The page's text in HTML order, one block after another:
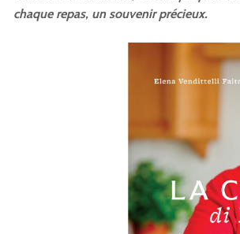
chaque repas, un souvenir précieux.